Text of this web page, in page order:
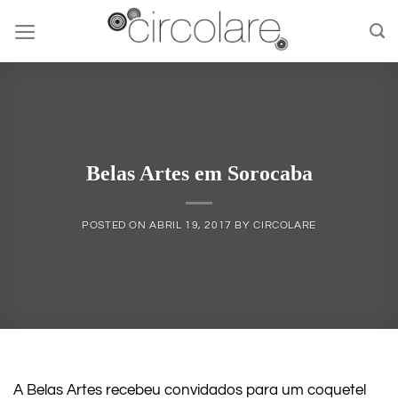
content
Belas Artes em Sorocaba
POSTED ONABRIL 19, 2017 BYCIRCOLARE
A Belas Artes recebeu convidados para um coquetel